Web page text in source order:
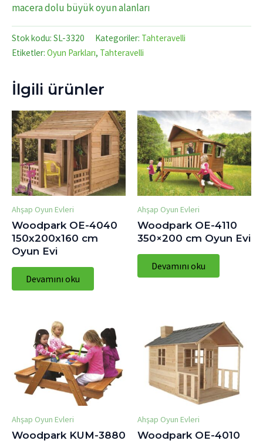
macera dolu büyük oyun alanları
Stok kodu: SL-3320 Kategoriler: Tahteravelli
Etiketler: Oyun Parkları, Tahteravelli
İlgili ürünler
Ahşap Oyun Evleri
Woodpark OE-4040
150x200x160 cm
Oyun Evi
Devamını oku
Ahşap Oyun Evleri
Woodpark OE-4110
350×200 cm Oyun Evi
Devamını oku
Ahşap Oyun Evleri
Woodpark KUM-3880
Ahşap Oyun Evleri
Woodpark OE-4010